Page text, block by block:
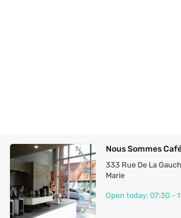
Nous Sommes
333 Rue De La
Marie
Open today: 07:30 -